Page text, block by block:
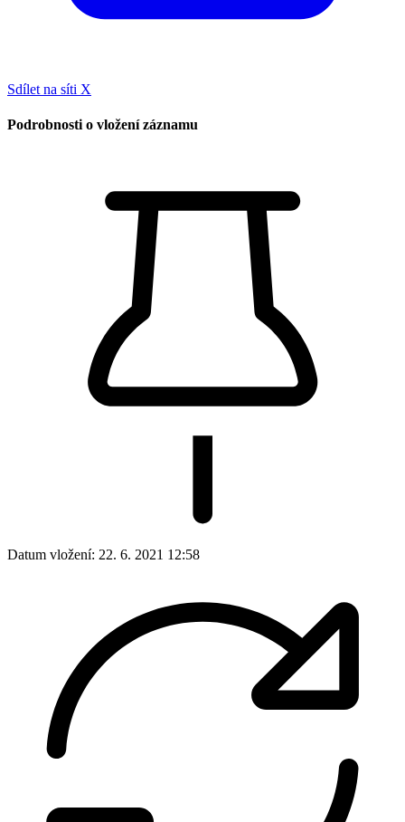
Sdílet na síti X
Podrobnosti o vložení záznamu
Datum vložení: 22. 6. 2021 12:58